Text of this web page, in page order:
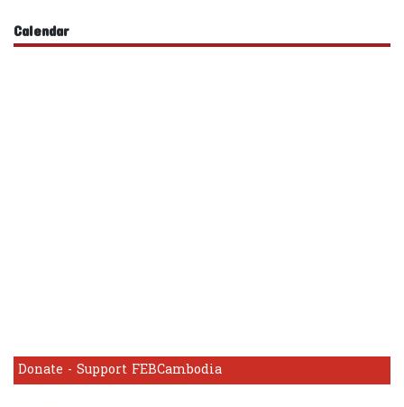
Calendar
Donate - Support FEBCambodia